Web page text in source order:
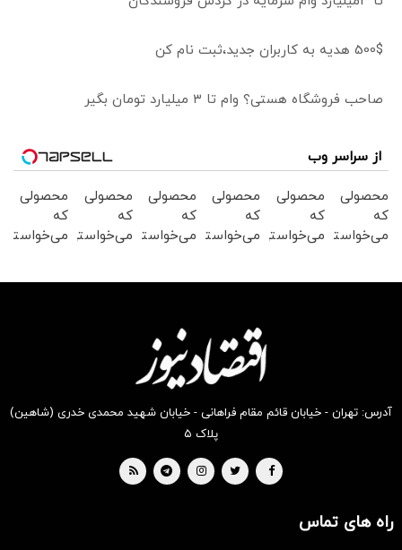
500$ هدیه به کاربران جدید،ثبت نام کن
صاحب فروشگاه هستی؟ وام تا ۳ میلیارد تومان بگیر
از سراسر وب
محصولی
که
می‌خواستی
محصولی
که
می‌خواستی
محصولی
که
می‌خواستی
بخر !
محصولی
که
می‌خواستی
بخر !
محصولی
که
می‌خواستی
محصولی
که
می‌خواستی
آدرس: تهران - خیابان قائم مقام فراهانی - خیابان شهید محمدی خدری (شاهین)
پلاک ۵
راه های تماس